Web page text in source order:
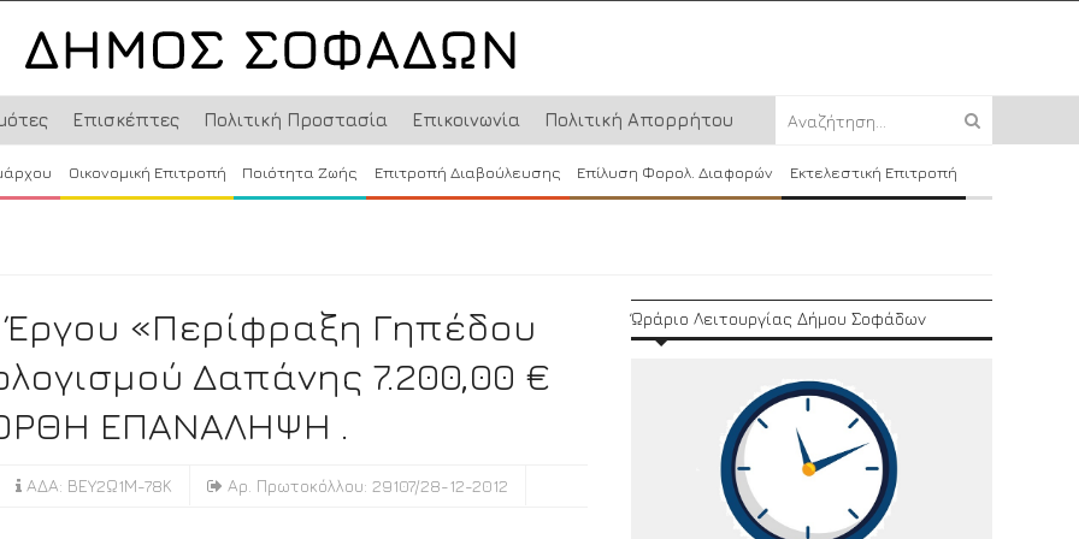
Επισκέπτες Πολιτική Προστασία Επικοινωνία Πολιτική Απορρήτου
Οικονομική Επιτροπή Ποιότητα Ζωής Επιτροπή Διαβούλευσης Επίλυση Φορολ. Διαφορών Εκτελεστική Επιτροπή
«Περίφραξη Γηπέδου
Δαπάνης 7.200,00 €
ΕΠΑΝΑΛΗΨΗ .
ΑΔΑ: ΒΕΥ2Ω1Μ-78Κ Αρ. Πρωτοκόλλου: 29107/28-12-2012
Ώράριο Λειτουργίας Δήμου Σοφάδων